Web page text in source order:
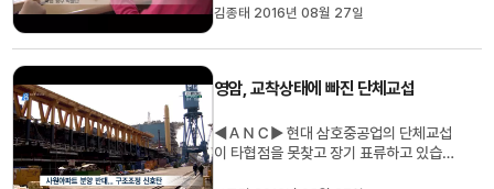
역에 정착한 고려인들은 우리 전통 문화를
가 취재했습니다. ◀ＥＮＤ▶ 점심때가 가
들이 삼삼오오 모여듭니다. 5톤 ...
김종태 2016년 08월 27일
영암, 교착상태에 빠진 단체교섭
◀ＡＮＣ▶ 현대 삼호중공업의 단체교섭
이 타협점을 못찾고 장기 표류하고 있습니